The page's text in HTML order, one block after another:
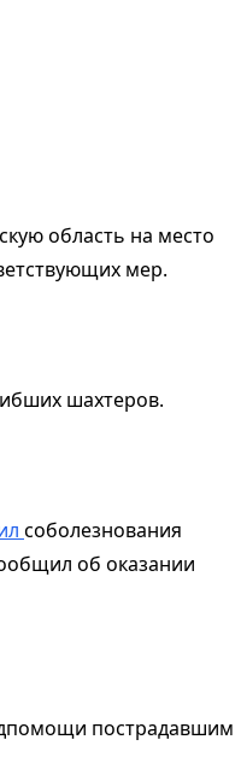
область на место
мер.
шахтеров.
соболезнования
об оказании
пострадавшим